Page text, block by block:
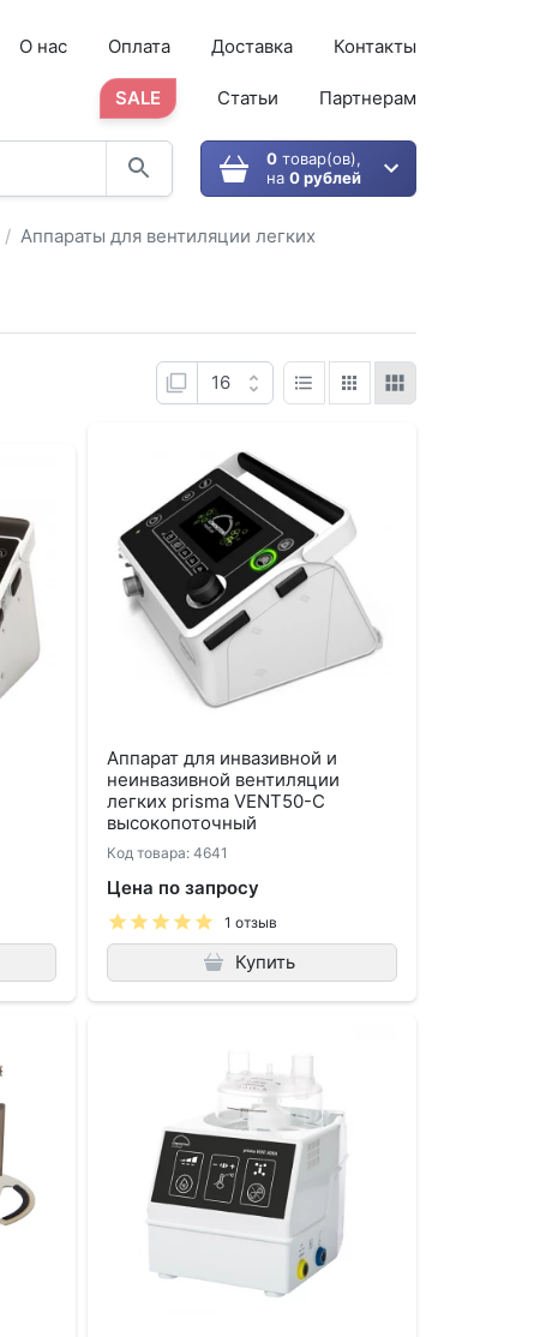
О нас Оплата Доставка Контакты
SALE Статьи Партнерам
0товар(ов),
на 0 рублей
Аппараты для вентиляции легких
Аппарат для инвазивной и
неинвазивной вентиляции
легких prisma VENT50-C
высокопоточный
Код товара: 4641
Цена по запросу
1 отзыв
Купить